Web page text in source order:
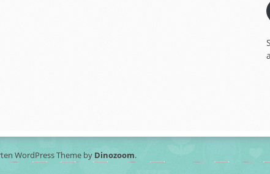
WordPress Theme by Dinozoom.